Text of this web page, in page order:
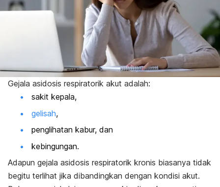
Gejala asidosis respiratorik akut adalah:
sakit kepala,
gelisah,
penglihatan kabur, dan
kebingungan.
Adapun gejala asidosis respiratorik kronis biasanya tidak
begitu terlihat jika dibandingkan dengan kondisi akut.